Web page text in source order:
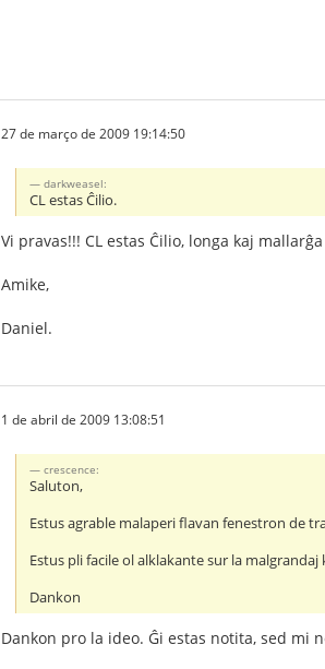
27 de março de 2009 19:14:50
darkweasel:
CL estas Ĉilio.
Vi pravas!!! CL estas Ĉilio, longa kaj
Amike,
Daniel.
1 de abril de 2009 13:08:51
crescence:
Saluton,
Estus agrable malaperi flavan fenestron de
Estus pli facile ol alklakante sur la
Dankon
Dankon pro la ideo. Ĝi estas notita, sed mi